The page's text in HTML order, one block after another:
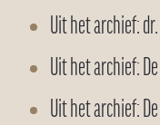
Uit het archief:
Uit het archief: De
Uit het archief: